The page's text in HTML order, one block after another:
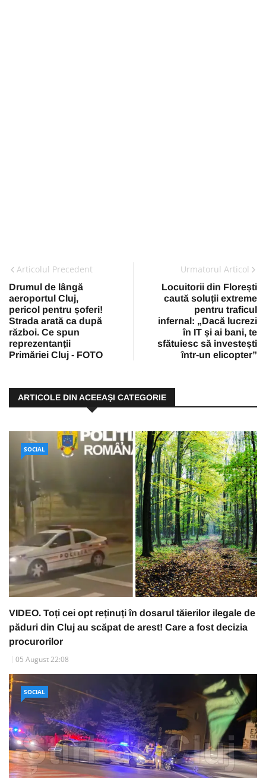
Articolul Precedent
Drumul de lângă
aeroportul Cluj,
pericol pentru șoferi!
Strada arată ca după
război. Ce spun
reprezentanții
Primăriei Cluj - FOTO
Urmatorul Articol
Locuitorii din Florești
caută soluții extreme
pentru traficul
infernal: „Dacă lucrezi
în IT și ai bani, te
sfătuiesc să investești
într-un elicopter”
ARTICOLE DIN ACEEAŞI CATEGORIE
SOCIAL
VIDEO. Toți cei opt reținuți în dosarul tăierilor ilegale de
păduri din Cluj au scăpat de arest! Care a fost decizia
procurorilor
05 August 22:08
SOCIAL